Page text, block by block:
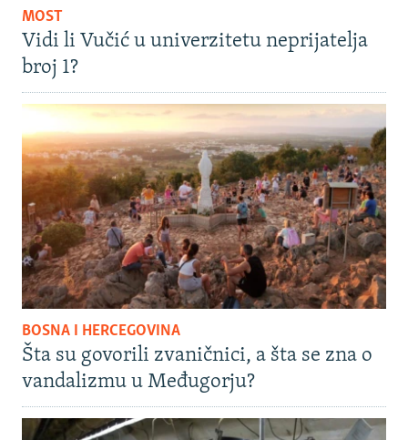
MOST
Vidi li Vučić u univerzitetu neprijatelja
broj 1?
BOSNA I HERCEGOVINA
Šta su govorili zvaničnici, a šta se zna o
vandalizmu u Međugorju?